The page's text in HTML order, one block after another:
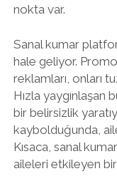
nokta var.
Sanal kumar
hale geliyor.
reklamları, onları
Hızla yaygınlaşan
bir belirsizlik
kaybolduğunda,
Kısaca, sanal
aileleri etkileyen